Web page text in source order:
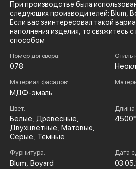
При производстве была
следующих производителей: Blum,
Если вас заинтересовал такой
наполнения изделия, то свяжитесь
способом
Номер договора:
078
Стиль
Материал фасадов:
МДФ-эмаль
Цвет:
Белые, Древесные,
Двухцветные, Матовые,
Серые, Темные
Длина
Фурнитура:
Blum, Boyard
Дата